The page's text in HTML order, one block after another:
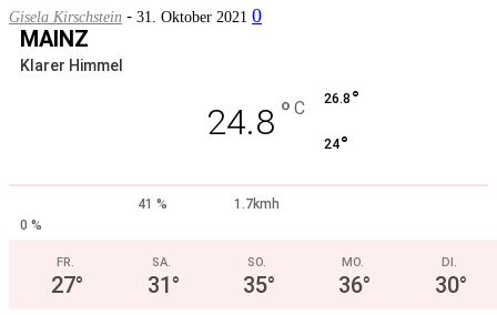
Gisela Kirschstein - 31. Oktober 2021 0
MAINZ
Klarer Himmel
24.8 ° C 26.8 °
24°
41 %
1.7kmh
0 %
FR.
27°
SA.
31°
SO.
35°
MO.
36°
DI.
30°